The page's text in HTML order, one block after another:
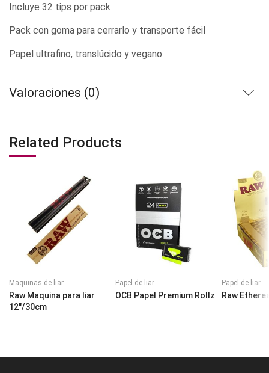
Incluye 32 tips por pack
Pack con goma para cerrarlo y transporte fácil
Papel ultrafino, translúcido y vegano
Valoraciones (0)
Related Products
Maquinas de liar
Raw Maquina para liar
12″/30cm
Papel de liar
OCB Papel Premium Rollz
Papel de liar
Raw